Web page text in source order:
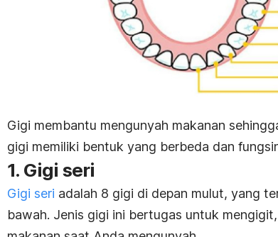
Gigi membantu mengunyah makanan
gigi memiliki bentuk yang berbeda dan
1. Gigi seri
Gigi seri adalah 8 gigi di depan mulut, yang
bawah. Jenis gigi ini bertugas untuk